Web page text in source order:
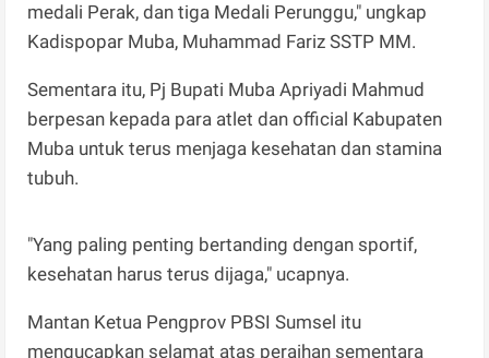
medali Perak, dan tiga Medali Perunggu," ungkap
Kadispopar Muba, Muhammad Fariz SSTP MM.
Sementara itu, Pj Bupati Muba Apriyadi Mahmud
berpesan kepada para atlet dan official Kabupaten
Muba untuk terus menjaga kesehatan dan stamina
tubuh.
"Yang paling penting bertanding dengan sportif,
kesehatan harus terus dijaga," ucapnya.
Mantan Ketua Pengprov PBSI Sumsel itu
mengucapkan selamat atas peraihan sementara